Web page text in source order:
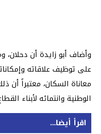
وأضاف أبو زايدة أن دحلان،
على توظيف علاقاته
معاناة السكان، معتبراً أن
الوطنية وانتمائه لأبناء
اقرأ أيضا...